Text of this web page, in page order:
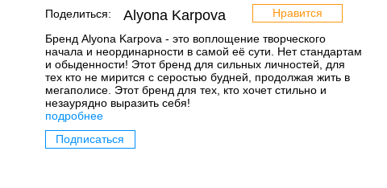
Поделиться: Нравится
Alyona Karpova
Бренд Alyona Karpova - это воплощение творческого
начала и неординарности в самой её сути. Нет стандартам
и обыденности! Этот бренд для сильных личностей, для
тех кто не мирится с серостью будней, продолжая жить в
мегаполисе. Этот бренд для тех, кто хочет стильно и
незаурядно выразить себя!
подробнее
Подписаться